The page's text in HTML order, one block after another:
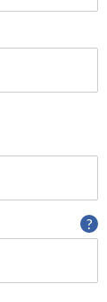
?